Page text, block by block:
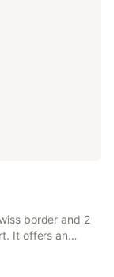
border and 2
It offers an